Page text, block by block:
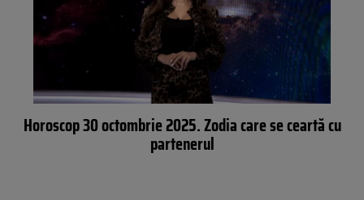
Horoscop 30 octombrie 2025. Zodia care se ceartă cu
partenerul